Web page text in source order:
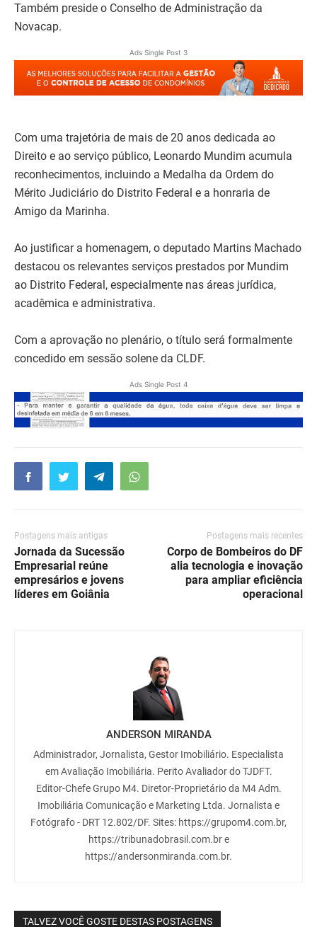
Também preside o Conselho de Administração da
Novacap.
Ads Single Post 3
Com uma trajetória de mais de 20 anos dedicada ao
Direito e ao serviço público, Leonardo Mundim acumula
reconhecimentos, incluindo a Medalha da Ordem do
Mérito Judiciário do Distrito Federal e a honraria de
Amigo da Marinha.
Ao justificar a homenagem, o deputado Martins Machado
destacou os relevantes serviços prestados por Mundim
ao Distrito Federal, especialmente nas áreas jurídica,
acadêmica e administrativa.
Com a aprovação no plenário, o título será formalmente
concedido em sessão solene da CLDF.
Ads Single Post 4
Postagens mais antigas
Jornada da Sucessão
Empresarial reúne
empresários e jovens
líderes em Goiânia
Postagens mais recentes
Corpo de Bombeiros do DF
alia tecnologia e inovação
para ampliar eficiência
operacional
ANDERSON MIRANDA
Administrador, Jornalista, Gestor Imobiliário. Especialista
em Avaliação Imobiliária. Perito Avaliador do TJDFT.
Editor-Chefe Grupo M4. Diretor-Proprietário da M4 Adm.
Imobiliária Comunicação e Marketing Ltda. Jornalista e
Fotógrafo - DRT 12.802/DF. Sites: https://grupom4.com.br,
https://tribunadobrasil.com.br e
https://andersonmiranda.com.br.
TALVEZ VOCÊ GOSTE DESTAS POSTAGENS